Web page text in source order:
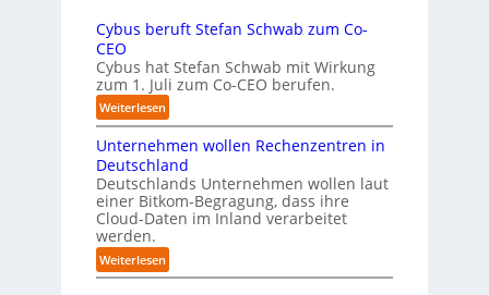
e
u
n
v
i
l
e
A
b
u
d
i
e
I
p
l
e
m
e
n
t
i
-
o
m
m
i
i
o
n
t
a
Cybus beruft Stefan Schwab zum Co-
CEO
Cybus hat Stefan Schwab mit Wirkung
zum 1. Juli zum Co-CEO berufen.
Weiterlesen:
C
y
b
u
s
b
r
u
Unternehmen wollen Rechenzentren in
Deutschland
Deutschlands Unternehmen wollen laut
einer Bitkom-Begragung, dass ihre
Cloud-Daten im Inland verarbeitet
werden.
Weiterlesen:
U